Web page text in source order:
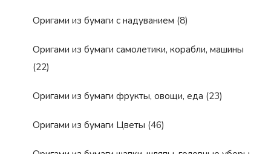
Оригами из бумаги с надуванием (8)
Оригами из бумаги самолетики, корабли, машины
(22)
Оригами из бумаги фрукты, овощи, еда (23)
Оригами из бумаги Цветы (46)